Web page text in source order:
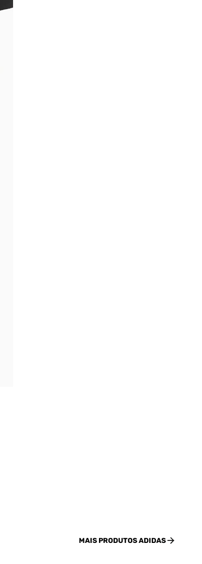
MAIS PRODUTOSADIDAS